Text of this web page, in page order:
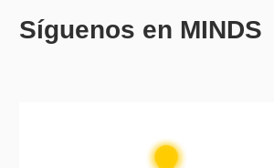
Síguenos en MINDS